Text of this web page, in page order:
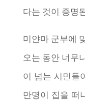
다는 것이 증명
미얀마 군부에
오는 동안 너무
이 넘는 시민들
만명이 집을 떠